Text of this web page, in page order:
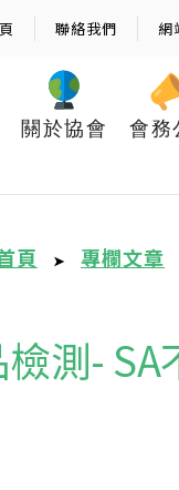
聯絡我們 網
關於協會 會務
頁 ➤ 專欄文章
測-